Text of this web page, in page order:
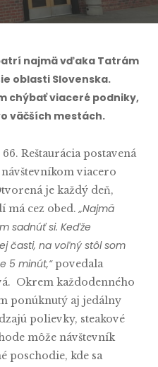
najmä vďaka Tatrám
oblasti Slovenska.
chýbať viaceré podniky,
väčších mestách.
Reštaurácia postavená
viacero
je každý deň,
má cez obed.„Najmä
sadnúť si. Keďže
časti, na voľný stôl som
5 minút,“povedala
Okrem každodenného
ponúknutý aj jedálny
polievky, steakové
môže návštevník
poschodie, kde sa